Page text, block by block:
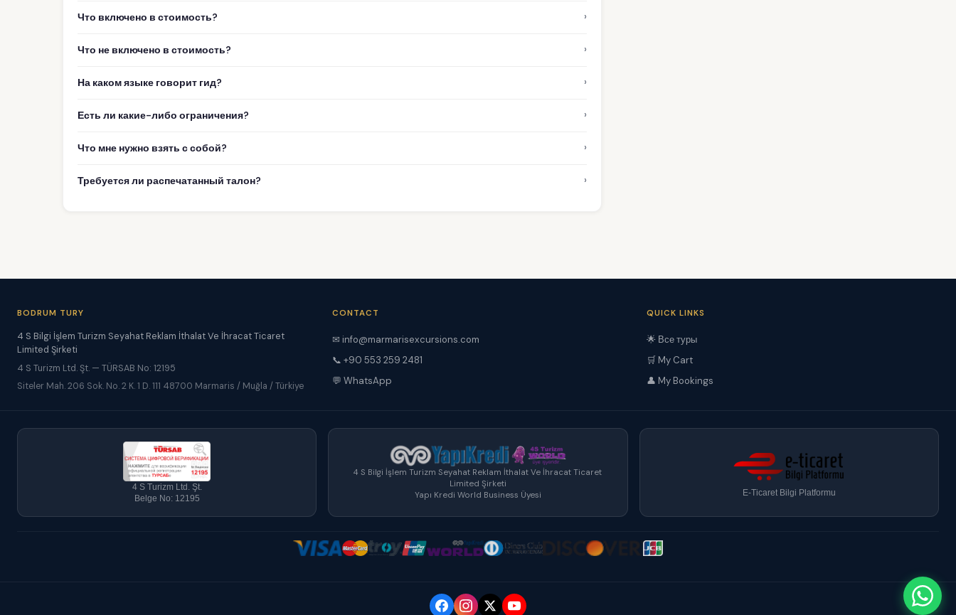
Что включено в стоимость? ›
Что не включено в стоимость? ›
На каком языке говорит гид? ›
Есть ли какие-либо ограничения? ›
Что мне нужно взять с собой? ›
Требуется ли распечатанный талон? ›
BODRUM TURY
4 S Bilgi İşlem Turizm Seyahat Reklam İthalat Ve İhracat Ticaret
Limited Şirketi
4 S Turizm Ltd. Şt. — TÜRSAB No: 12195
Siteler Mah. 206 Sok. No. 2 K. 1 D. 111 48700 Marmaris / Muğla / Türkiye
CONTACT
✉ info@marmarisexcursions.com
📞 +90 553 259 2481
💬 WhatsApp
QUICK LINKS
🌟 Все туры
🛒 My Cart
👤 My Bookings
4 S Turizm Ltd. Şt.
Belge No: 12195
4 S Bilgi İşlem Turizm Seyahat Reklam İthalat Ve İhracat Ticaret
Limited Şirketi
Yapı Kredi World Business Üyesi
E-Ticaret Bilgi Platformu